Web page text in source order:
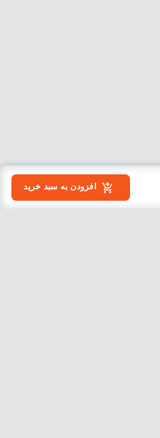
افزودن به سبد خرید